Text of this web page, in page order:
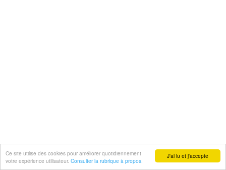
J'ai lu et j'accepte
Ce site utilise des cookies pour améliorer quotidiennement
votre expérience utilisateur. Consulter la rubrique à propos.